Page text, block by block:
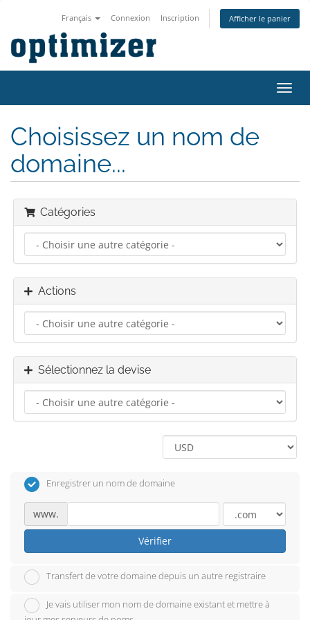
Français Connexion Inscription Afficher le panier
la
Choisissez un nom de
domaine...
Catégories
Actions
Sélectionnez la devise
Enregistrer un nom de domaine
www.
Vérifier
Transfert de votre domaine depuis un autre registraire
Je vais utiliser mon nom de domaine existant et mettre à